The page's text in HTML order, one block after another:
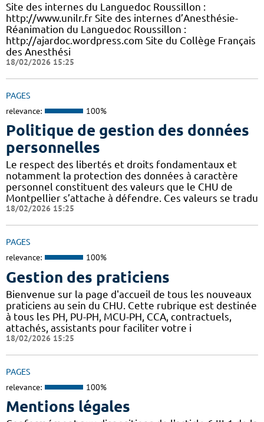
Site des internes du Languedoc Roussillon :
http://www.unilr.fr Site des internes d’Anesthésie-
Réanimation du Languedoc Roussillon :
http://ajardoc.wordpress.com Site du Collège Français
des Anesthési
18/02/2026 15:25
PAGES
relevance: 100%
Politique de gestion des données
personnelles
Le respect des libertés et droits fondamentaux et
notamment la protection des données à caractère
personnel constituent des valeurs que le CHU de
Montpellier s’attache à défendre. Ces valeurs se tradu
18/02/2026 15:25
PAGES
relevance: 100%
Gestion des praticiens
Bienvenue sur la page d'accueil de tous les nouveaux
praticiens au sein du CHU. Cette rubrique est destinée
à tous les PH, PU-PH, MCU-PH, CCA, contractuels,
attachés, assistants pour faciliter votre i
18/02/2026 15:25
PAGES
relevance: 100%
Mentions légales